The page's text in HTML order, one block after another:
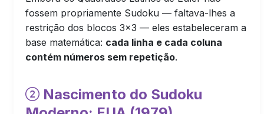
fossem propriamente Sudoku — faltava-lhes a
restrição dos blocos 3×3 — eles estabeleceram a
base matemática: cada linha e cada coluna
contém números sem repetição.
Nascimento do Sudoku